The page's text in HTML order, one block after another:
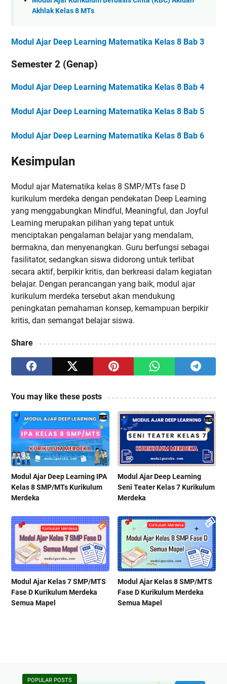
Akhlak Kelas 8 MTs
Modul Ajar Deep Learning Matematika Kelas 8 Bab 3
Semester 2 (Genap)
Modul Ajar Deep Learning Matematika Kelas 8 Bab 4
Modul Ajar Deep Learning Matematika Kelas 8 Bab 5
Modul Ajar Deep Learning Matematika Kelas 8 Bab 6
Kesimpulan
Modul ajar Matematika kelas 8 SMP/MTs fase D
kurikulum merdeka dengan pendekatan Deep Learning
yang menggabungkan Mindful, Meaningful, dan Joyful
Learning merupakan pilihan yang tepat untuk
menciptakan pengalaman belajar yang mendalam,
bermakna, dan menyenangkan. Guru berfungsi sebagai
fasilitator, sedangkan siswa didorong untuk terlibat
secara aktif, berpikir kritis, dan berkreasi dalam kegiatan
belajar. Dengan perancangan yang baik, modul ajar
kurikulum merdeka tersebut akan mendukung
peningkatan pemahaman konsep, kemampuan berpikir
kritis, dan semangat belajar siswa.
Share
You may like these posts
Modul Ajar Deep Learning IPA
Kelas 8 SMP/MTs Kurikulum
Merdeka
Modul Ajar Deep Learning
Seni Teater Kelas 7 Kurikulum
Merdeka
Modul Ajar Kelas 7 SMP/MTS
Fase D Kurikulum Merdeka
Semua Mapel
Modul Ajar Kelas 8 SMP/MTS
Fase D Kurikulum Merdeka
Semua Mapel
POPULAR POSTS